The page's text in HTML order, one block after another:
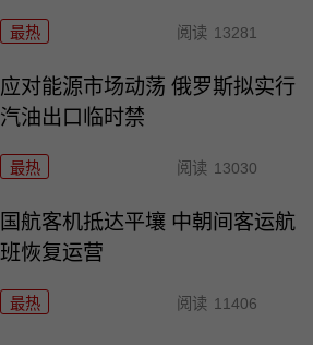
最热 阅读 13281
应对能源市场动荡 俄罗斯拟实行
汽油出口临时禁
最热 阅读 13030
国航客机抵达平壤 中朝间客运航
班恢复运营
最热 阅读 11406